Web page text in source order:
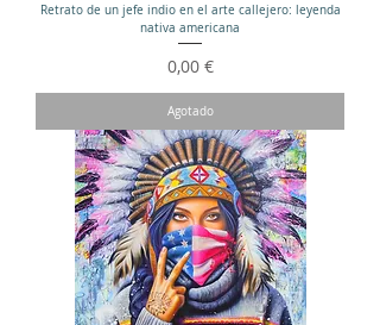
Retrato de un jefe indio en el arte callejero: leyenda
nativa americana
Precio
0,00 €
Agotado